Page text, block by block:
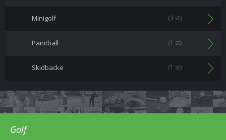
Minigolf (3 st)
Paintball (1 st)
Skidbacke (1 st)
Golf